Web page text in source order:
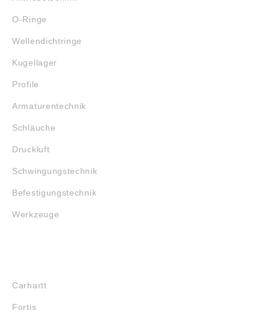
O-Ringe
Wellendichtringe
Kugellager
Profile
Armaturentechnik
Schläuche
Druckluft
Schwingungstechnik
Befestigungstechnik
Werkzeuge
Carhartt
Fortis